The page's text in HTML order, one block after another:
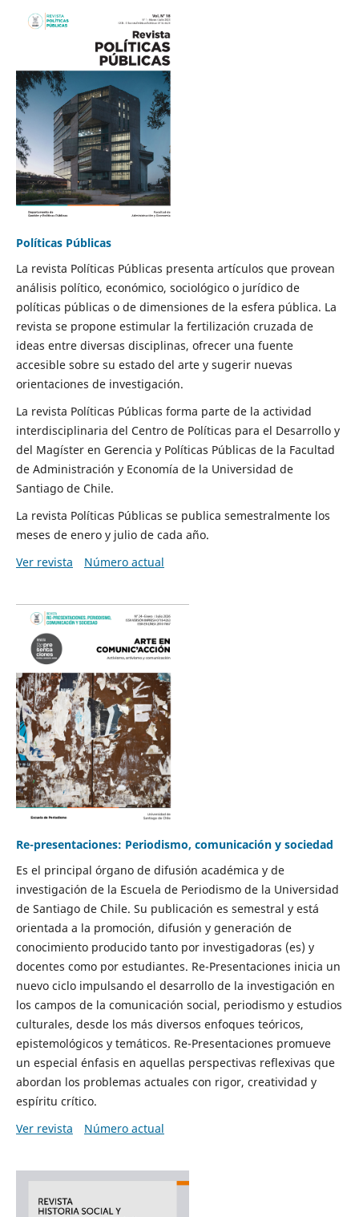
Políticas Públicas
La revista Políticas Públicas presenta artículos que provean
análisis político, económico, sociológico o jurídico de
políticas públicas o de dimensiones de la esfera pública. La
revista se propone estimular la fertilización cruzada de
ideas entre diversas disciplinas, ofrecer una fuente
accesible sobre su estado del arte y sugerir nuevas
orientaciones de investigación.
La revista Políticas Públicas forma parte de la actividad
interdisciplinaria del Centro de Políticas para el Desarrollo y
del Magíster en Gerencia y Políticas Públicas de la Facultad
de Administración y Economía de la Universidad de
Santiago de Chile.
La revista Políticas Públicas se publica semestralmente los
meses de enero y julio de cada año.
Ver revista
Número actual
Re-presentaciones: Periodismo, comunicación y sociedad
Es el principal órgano de difusión académica y de
investigación de la Escuela de Periodismo de la Universidad
de Santiago de Chile. Su publicación es semestral y está
orientada a la promoción, difusión y generación de
conocimiento producido tanto por investigadoras (es) y
docentes como por estudiantes. Re-Presentaciones inicia un
nuevo ciclo impulsando el desarrollo de la investigación en
los campos de la comunicación social, periodismo y estudios
culturales, desde los más diversos enfoques teóricos,
epistemológicos y temáticos. Re-Presentaciones promueve
un especial énfasis en aquellas perspectivas reflexivas que
abordan los problemas actuales con rigor, creatividad y
espíritu crítico.
Ver revista
Número actual